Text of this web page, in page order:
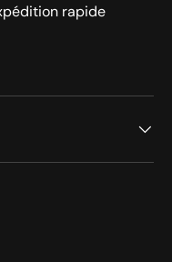
rapide